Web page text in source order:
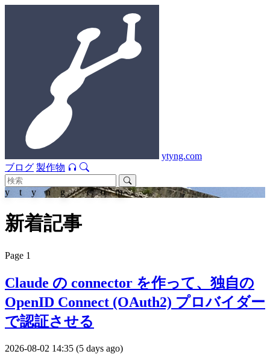
ytyng.com
ブログ 製作物
ytyng.com
新着記事
Page 1
Claude の connector を作って、独自の
OpenID Connect (OAuth2) プロバイダー
で認証させる
2026-08-02 14:35 (5 days ago)